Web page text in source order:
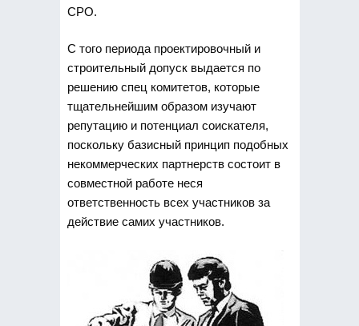
СРО.
С того периода проектировочный и
строительный допуск выдается по
решению спец комитетов, которые
тщательнейшим образом изучают
репутацию и потенциал соискателя,
поскольку базисный принцип подобных
некоммерческих партнерств состоит в
совместной работе неся
ответственность всех участников за
действие самих участников.